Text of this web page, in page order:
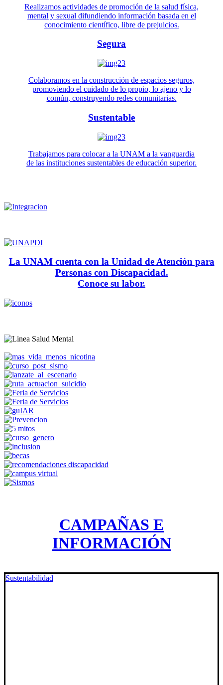
Realizamos actividades de promoción de la salud física,
mental y sexual difundiendo información basada en el
conocimiento científico, libre de prejuicios.
Segura
Colaboramos en la construcción de espacios seguros,
promoviendo el cuidado de lo propio, lo ajeno y lo
común, construyendo redes comunitarias.
Sustentable
Trabajamos para colocar a la UNAM a la vanguardia
de las instituciones sustentables de educación superior.
La UNAM cuenta con la Unidad de Atención para
Personas con Discapacidad.
Conoce su labor.
CAMPAÑAS E
INFORMACIÓN
Sustentabilidad